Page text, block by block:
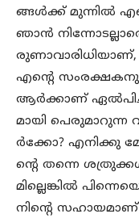
ങ്ങള്‍ക്ക് മുന്നില്‍
ഞാന്‍
എന്‍റെ
ആര്‍ക്കാണ്
മായി
ര്‍ക്കോ? എനിക്കു
ന്‍റെ തന്നെ
മില്ലെങ്കില്‍
നിന്‍റെ സഹായമാണ്